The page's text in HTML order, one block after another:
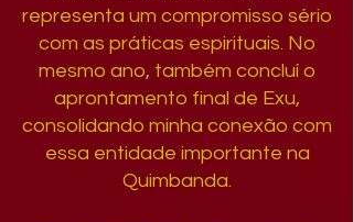
representa um compromisso sério
com as práticas espirituais. No
mesmo ano, também concluí o
aprontamento final de Exu,
consolidando minha conexão com
essa entidade importante na
Quimbanda.